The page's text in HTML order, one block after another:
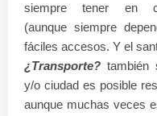
siempre tener en
(aunque siempre
fáciles accesos. Y el
¿Transporte? también
y/o ciudad es posible
aunque muchas veces